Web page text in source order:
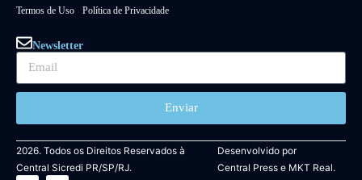
Termos de Uso Política de Privacidade
Newsletter
Enviar
2026. Todos os Direitos Reservados à
Central Sicredi PR/SP/RJ.
Desenvolvido por
Central Presse MKT Real.